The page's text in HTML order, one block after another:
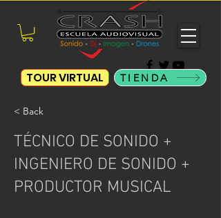
TIENDA
TOUR VIRTUAL
< Back
TÉCNICO DE SONIDO +
INGENIERO DE SONIDO +
PRODUCTOR MUSICAL